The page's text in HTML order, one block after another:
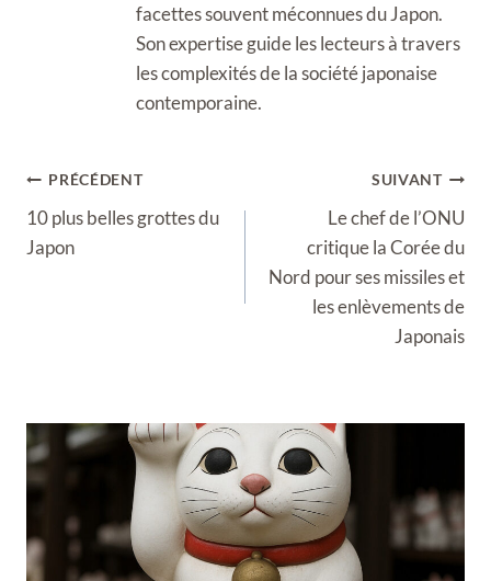
facettes souvent méconnues du Japon.
Son expertise guide les lecteurs à travers
les complexités de la société japonaise
contemporaine.
Navigation
de
l’article
PRÉCÉDENT
10 plus belles grottes du
Japon
SUIVANT
Le chef de l’ONU
critique la Corée du
Nord pour ses missiles et
les enlèvements de
Japonais